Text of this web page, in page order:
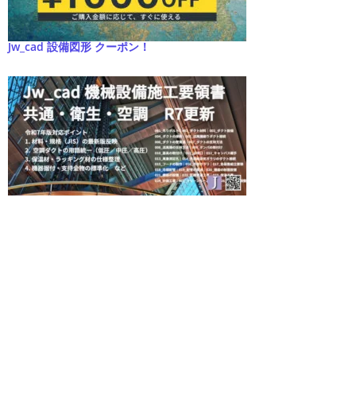
Jw_cad 設備図形 クーポン！